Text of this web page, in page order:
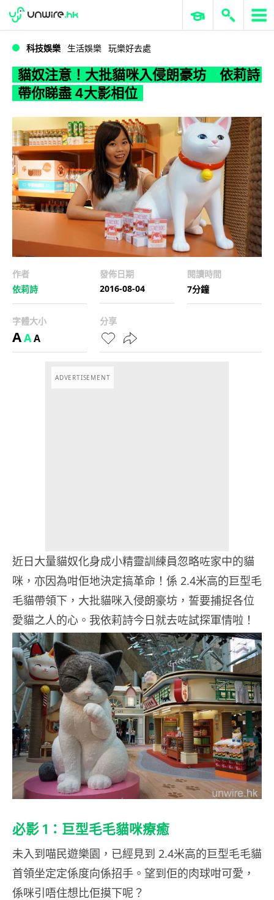
WWDC 2026 ERP 與商業 AI
科技娛樂 生活娛樂 玩樂好去處
貓奴注意！大批貓咪入侵朗豪坊 依莉詩
帶你睇盡 4大影相位
作者
依莉詩
發佈日期
2016-08-04
閱讀時間
7分鐘
字體大小
AAA
分享
ADVERTISEMENT
近日大量貓奴化身成小精靈訓練員忽略咗家中的貓
咪，亦因為咁佢地決定搞革命！係 2.4米高的巨型毛
毛貓帶領下，大批貓咪入侵朗豪坊，誓要捕捉各位
愛貓之人的心。我依莉詩今日就去咗試探軍情啦！
必影 1：巨型毛毛貓咪療癒
未入到喵民遊樂園，已經見到 2.4米高的巨型毛毛貓
首領坐定定係度向係招手。望到佢的肉球咁可愛，
係咪引唔住想比佢摸下呢？